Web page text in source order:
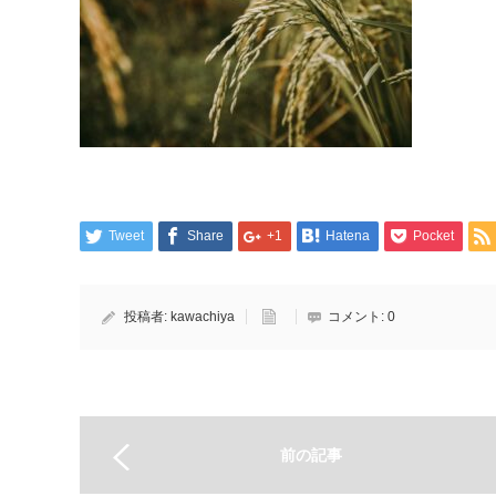
Tweet Share +1 Hatena Pocket
投稿者: kawachiya コメント: 0
前の記事